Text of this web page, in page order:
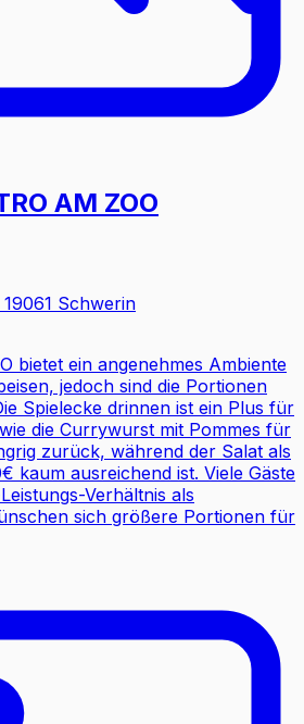
AM ZOO
Schwerin
bietet ein angenehmes Ambiente
jedoch sind die Portionen
Spielecke drinnen ist ein Plus für
die Currywurst mit Pommes für
zurück, während der Salat als
kaum ausreichend ist. Viele Gäste
Verhältnis als
sich größere Portionen für